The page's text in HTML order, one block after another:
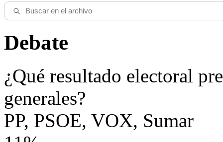
Debate
¿Qué resultado electoral
generales?
PP, PSOE, VOX, Sumar